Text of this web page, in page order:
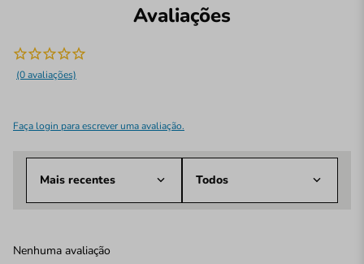
Avaliações
(0 avaliações)
Faça login para escrever uma avaliação.
Mais recentes Todos
Nenhuma avaliação